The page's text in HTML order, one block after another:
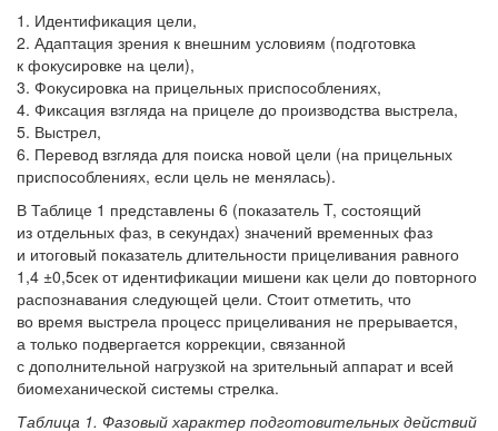
Идентификация цели,
Адаптация зрения к внешним условиям (подготовка
к фокусировке на цели),
Фокусировка на прицельных приспособлениях,
Фиксация взгляда на прицеле до производства выстрела,
Выстрел,
Перевод взгляда для поиска новой цели (на прицельных
приспособлениях, если цель не менялась).
В Таблице 1 представлены 6 (показатель T, состоящий
из отдельных фаз, в секундах) значений временных фаз
и итоговый показатель длительности прицеливания равного
1,4 ±0,5сек от идентификации мишени как цели до повторного
распознавания следующей цели. Стоит отметить, что
во время выстрела процесс прицеливания не прерывается,
а только подвергается коррекции, связанной
с дополнительной нагрузкой на зрительный аппарат и всей
биомеханической системы стрелка.
Таблица 1. Фазовый характер подготовительных действий